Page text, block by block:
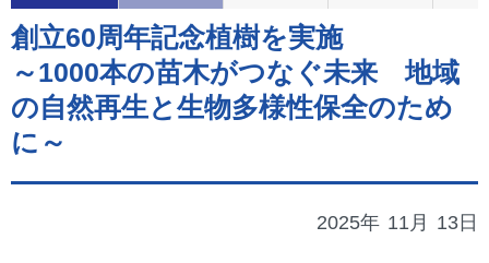
創立60周年記念植樹を実施
～1000本の苗木がつなぐ未来 地域
の自然再生と生物多様性保全のため
に～
2025年 11月 13日